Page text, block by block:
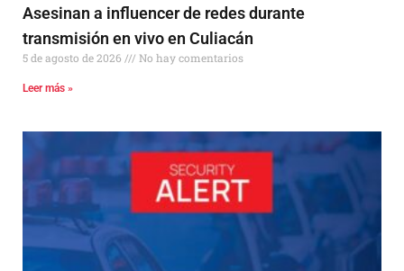
Asesinan a influencer de redes durante
transmisión en vivo en Culiacán
5 de agosto de 2026 No hay comentarios
Leer más »